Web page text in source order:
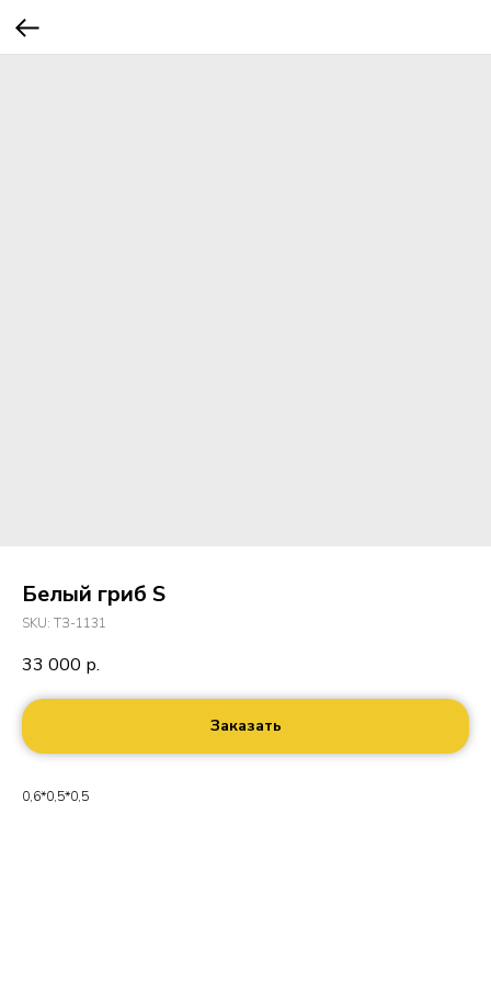
Белый гриб S
SKU: ТЗ-1131
33 000 р.
Заказать
0,6*0,5*0,5